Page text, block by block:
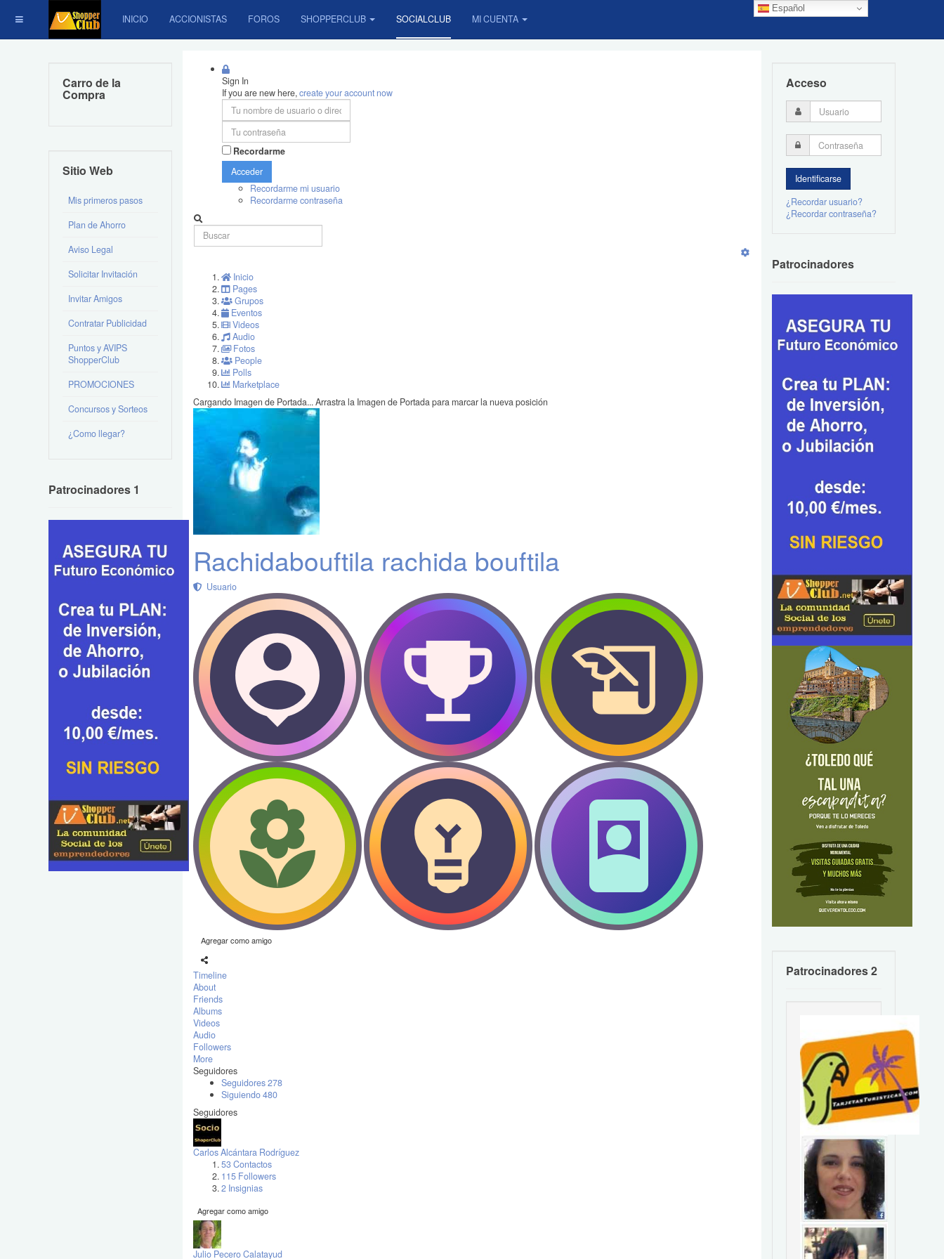
Español
INICIO ACCIONISTAS FOROS SHOPPERCLUB SOCIALCLUB MI CUENTA
Sign In
If you are new here,create your account now
Recordarme
Acceder
Recordarme mi usuario
Recordarme contraseña
Inicio
Pages
Grupos
Eventos
Videos
Audio
Fotos
People
Polls
Marketplace
Cargando Imagen de Portada...Arrastra la Imagen de Portada para marcar la nueva posición
Rachidabouftila rachida bouftila
Usuario
Agregar como amigo
Timeline
About
Friends
Albums
Videos
Audio
Followers
More
Seguidores
Seguidores278
Siguiendo480
Seguidores
Carlos Alcántara Rodríguez
53 Contactos
115 Followers
2 Insignias
Agregar como amigo
Julio Pecero Calatayud
Carro de la
Compra
Sitio Web
Mis primeros pasos
Plan de Ahorro
Aviso Legal
Solicitar Invitación
Invitar Amigos
Contratar Publicidad
Puntos y AVIPS
ShopperClub
PROMOCIONES
Concursos y Sorteos
¿Como llegar?
Patrocinadores 1
Acceso
¿Recordar usuario?
¿Recordar contraseña?
Patrocinadores
Patrocinadores 2